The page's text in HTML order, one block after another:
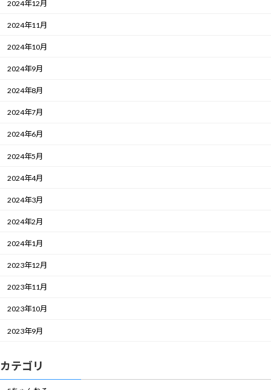
2024年12月
2024年11月
2024年10月
2024年9月
2024年8月
2024年7月
2024年6月
2024年5月
2024年4月
2024年3月
2024年2月
2024年1月
2023年12月
2023年11月
2023年10月
2023年9月
カテゴリ